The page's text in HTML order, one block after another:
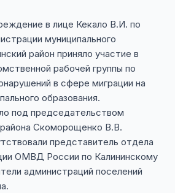
в лице Кекало В.И. по
муниципального
район приняло участие в
рабочей группы по
в сфере миграции на
образования.
под председательством
Скоморощенко В.В.
представитель отдела
ОМВД России по Калининскому
администраций поселений